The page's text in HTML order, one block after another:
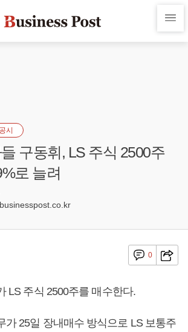
공시
구동휘, LS 주식 2500주
로 늘려
0
LS 주식 2500주를 매수한다.
가 25일 장내매수 방식으로 LS 보통주